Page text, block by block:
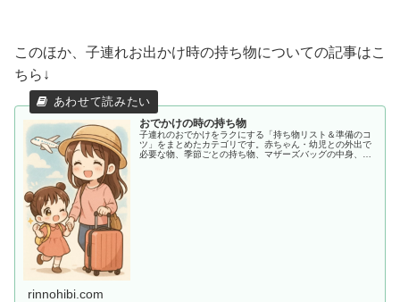
このほか、子連れお出かけ時の持ち物についての記事はこ
ちら↓
おでかけの時の持ち物
子連れのおでかけをラクにする「持ち物リスト＆準備のコ
ツ」をまとめたカテゴリです。赤ちゃん・幼児との外出で
必要な物、季節ごとの持ち物、マザーズバッグの中身、あ
rinnohibi.com